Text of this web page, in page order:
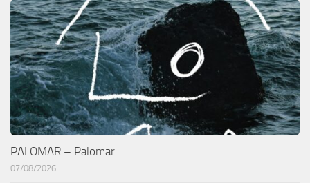
PALOMAR – Palomar
07/08/2026